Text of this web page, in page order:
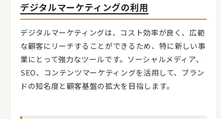
デジタルマーケティングの利用
デジタルマーケティングは、コスト効率が良く、広範
な顧客にリーチすることができるため、特に新しい事
業にとって強力なツールです。ソーシャルメディア、
SEO、コンテンツマーケティングを活用して、ブラン
ドの知名度と顧客基盤の拡大を目指します。